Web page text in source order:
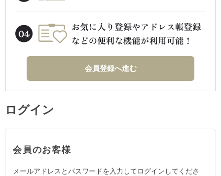
会員登録へ進む
ログイン
会員のお客様
メールアドレスとパスワードを入力してログインしてくださ